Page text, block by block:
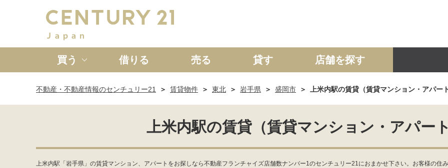
買う
新築一戸建て 中古一戸建て マンション 土地 事業投資用
借りる 売る 貸す 店舗を探す
不動産・不動産情報のセンチュリー21 賃貸物件 東北 岩手県 盛岡市 上米内駅の賃貸（賃貸マンション・アパー
上米内駅の賃貸（賃貸マンション・アパー
上米内駅「岩手県」の賃貸マンション、アパートをお探しなら不動産フランチャイズ店舗数ナンバー1のセンチュリー21におまかせ下さい。お客様の